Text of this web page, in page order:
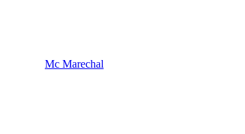
Mc Marechal